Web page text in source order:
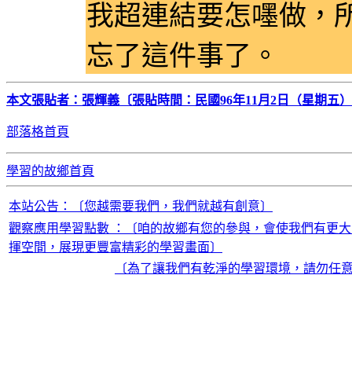
我超連結要怎嚜做，
忘了這件事了。
本文張貼者：張輝義〔張貼時間：民國96年11月2日（星期五
部落格首頁
學習的故鄉首頁
本站公告：〔您越需要我們，我們就越有創意〕
觀察應用學習點數 ：〔咱的故鄉有您的參與，會使我們有更
揮空間，展現更豐富精彩的學習畫面〕
〔為了讓我們有乾淨的學習環境，請勿